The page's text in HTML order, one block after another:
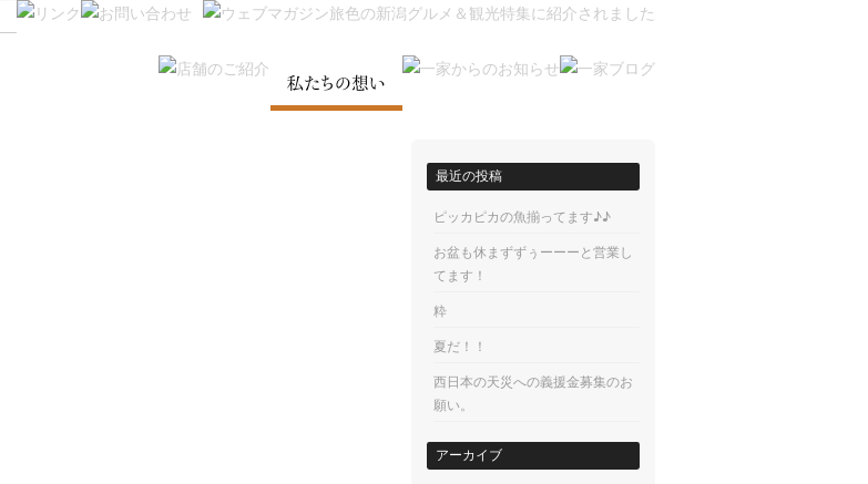
最近の投稿
ピッカピカの魚揃ってます♪♪
お盆も休まずずぅーーーと営業し
てます！
粋
夏だ！！
西日本の天災への義援金募集のお
願い。
アーカイブ